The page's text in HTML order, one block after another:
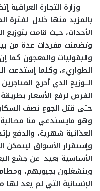
وزارة التجارة العراقية
بالمزيد منها خلال الفترة
الأحداث، حيث قامت بتوزيع
وتضمنت مفردات عدة من
والبقوليات والمعجون كما
الطواريء، وكلما إستدعت
التوزيع الذي أحرج
الفرص لرفع الأسعار
حتى قتل الجوع نصف
وهو مايستدعي منا مطالبة
الغذائية شهرية، والدفع
وإستقرار الأسواق ليتمكن
الأساسية بعيدا عن جشع
وينشغلون بجيوبهم،
الإنسانية التي لم يعد